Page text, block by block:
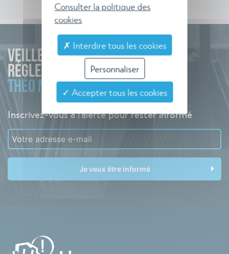
VEILLE
RÉGLEMENTAIRE
THÉO NORME
Inscrivez-vous à l'alerte pour rester informé
Consulter la politique des
cookies
✗ Interdire tous les cookies
Personnaliser
✓ Accepter tous les cookies